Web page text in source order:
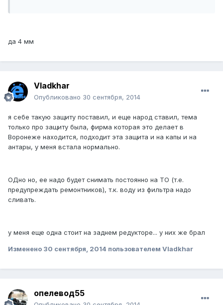
да 4 мм
Vladkhar
Опубликовано 30 сентября, 2014
я себе такую защиту поставил, и еще народ ставил, тема
только про защиту была, фирма которая это делает в
Воронеже находится, подходит эта защита и на капы и на
антары, у меня встала нормально.
ОДно но, ее надо будет снимать постоянно на ТО (т.е.
предупреждать ремонтников), т.к. воду из фильтра надо
сливать.
у меня еще одна стоит на заднем редукторе... у них же брал
Изменено 30 сентября, 2014 пользователем Vladkhar
опелевод55